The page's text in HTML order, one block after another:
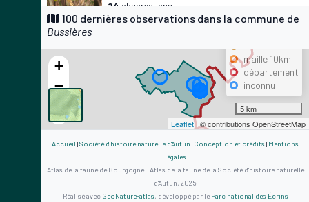
24 observations
Dernière observation en2020 Fiche espèce
Erithacus rubecula
(Linnaeus, 1758)
observations
Dernière observation en
2017
Troglodyte mignon
Troglodytes troglodytes(Linnaeus, 1758)
Dernière observation en
Grive musicienne
100 dernières observations dans la commune de
Bussières
+
−
Précision
maille 10km
département
inconnu
5 km
Leaflet| © contributions OpenStreetMap
Accueil |Société d'histoire naturelle d'Autun | Conception et crédits | Mentions
légales
Atlas de la faune de Bourgogne - Atlas de la faune de la Société d'histoire naturelle
d'Autun, 2025
Réalisé avec GeoNature-atlas, développé par le Parc national des Écrins